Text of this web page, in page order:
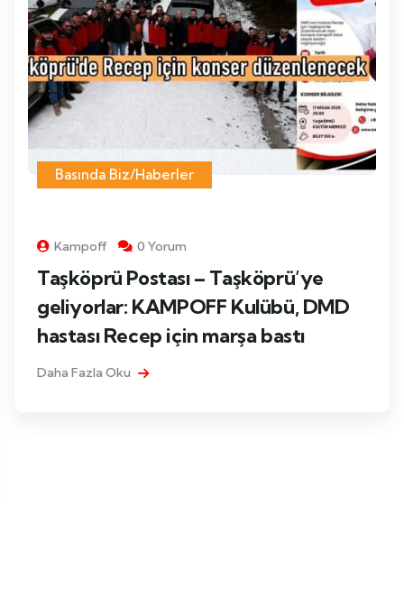
Basında Biz/Haberler
Kampoff 0 Yorum
Taşköprü Postası – Taşköprü’ye
geliyorlar: KAMPOFF Kulübü, DMD
hastası Recep için marşa bastı
Daha Fazla Oku